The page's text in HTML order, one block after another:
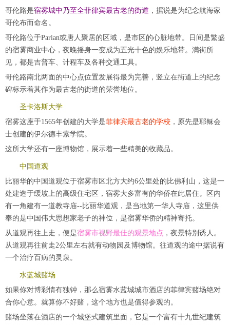
哥伦路是宿雾城中乃至全菲律宾最古老的街道 ，据说是为纪念航海家
哥伦布而命名。
哥伦路位于Parian或唐人聚居的区域，是市区的心脏地带。日间是繁盛
的宿雾商业中心，夜晚摇身一变成为五光十色的娱乐地带。满街所
见，都是吉普车、计程车及各种交通工具。
哥伦路南北两面的中心点位置发展得最为完善，竖立在街道上的纪念
碑标示着其作为最古老的街道的荣誉地位。
圣卡洛斯大学
宿雾这座于1565年创建的大学是菲律宾最古老的学校 ，原先是耶稣会
士创建的伊尔德丰索学院。
这所大学还有一座博物馆，展示着一些精美的收藏品。
中国道观
比丽华的中国道观位于宿雾市区北方大约6公里处的比佛利山，这是一
处建造于缓坡上的高级住宅区，宿雾大多富有的华侨在此居住。区内
有一角建有一道教寺庙--比丽华道观，是当地第一华人寺庙，这里供
奉的是中国伟大思想家老子的神位，是宿雾华侨的精神寄托。
从道观再往上走，便是宿雾市视野最佳的观景地点 ，夜景特别诱人。
从道观再往前走2公里左右就有动物园及博物馆。往道观的途中据说有
一个治疗百病的灵泉。
水蓝城赌场
如果你对博彩情有独钟，那么宿雾水蓝城城市酒店的菲律宾赌场绝对
合你心意。就算你不好赌，这个地方也是值得参观的。
赌场坐落在酒店的一个城堡式建筑里面，它是一个富有十九世纪建筑